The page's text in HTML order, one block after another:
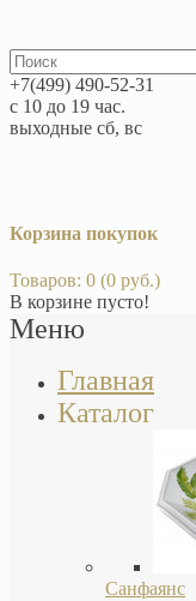
+7(499) 490-52-31
с 10 до 19 час.
выходные сб, вс
Корзина покупок
Товаров: 0 (0 руб.)
В корзине пусто!
Меню
Главная
Каталог
Санфаянс